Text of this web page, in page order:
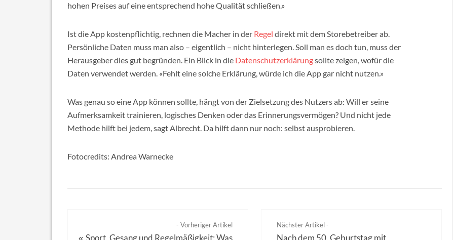
hohen Preises auf eine entsprechend hohe Qualität schließen.»
Ist die App kostenpflichtig, rechnen die Macher in der Regel direkt mit dem Storebetreiber ab.
Persönliche Daten muss man also – eigentlich – nicht hinterlegen. Soll man es doch tun, muss der
Herausgeber dies gut begründen. Ein Blick in die Datenschutzerklärungsollte zeigen, wofür die
Daten verwendet werden. «Fehlt eine solche Erklärung, würde ich die App gar nicht nutzen.»
Was genau so eine App können sollte, hängt von der Zielsetzung des Nutzers ab: Will er seine
Aufmerksamkeit trainieren, logisches Denken oder das Erinnerungsvermögen? Und nicht jede
Methode hilft bei jedem, sagt Albrecht. Da hilft dann nur noch: selbst ausprobieren.
Fotocredits: Andrea Warnecke
- Vorheriger Artikel
Sport, Gesang und Regelmäßigkeit: Was
Nächster Artikel -
Nach dem 50. Geburtstag mit